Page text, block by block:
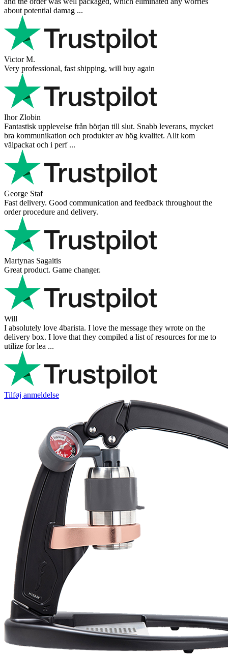
about potential damag ...
Victor M.
Very professional, fast shipping, will buy again
Ihor Zlobin
Fantastisk upplevelse från början till slut. Snabb leverans, mycket
bra kommunikation och produkter av hög kvalitet. Allt kom
välpackat och i perf ...
George Staf
Fast delivery. Good communication and feedback throughout the
order procedure and delivery.
Martynas Sagaitis
Great product. Game changer.
Will
I absolutely love 4barista. I love the message they wrote on the
delivery box. I love that they compiled a list of resources for me to
utilize for lea ...
Tilføj anmeldelse